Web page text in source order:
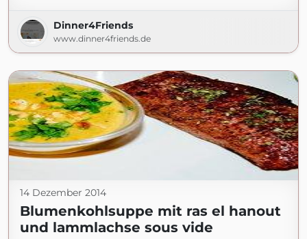
Dinner4Friends
www.dinner4friends.de
14 Dezember 2014
Blumenkohlsuppe mit ras el hanout
und lammlachse sous vide